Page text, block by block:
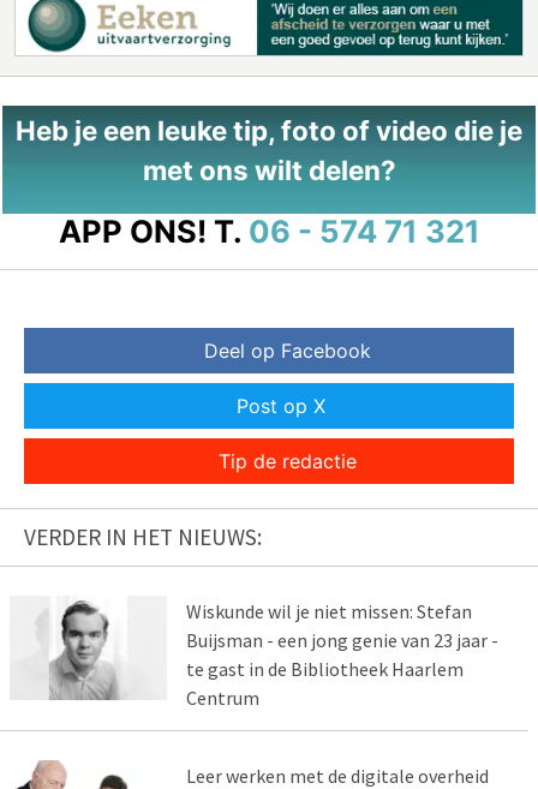
Heb je een leuke tip, foto of video die je
met ons wilt delen?
APP ONS! T. 06 - 574 71 321
Deel op Facebook
Post op X
Tip de redactie
VERDER IN HET NIEUWS:
Wiskunde wil je niet missen: Stefan
Buijsman - een jong genie van 23 jaar -
te gast in de Bibliotheek Haarlem
Centrum
Leer werken met de digitale overheid